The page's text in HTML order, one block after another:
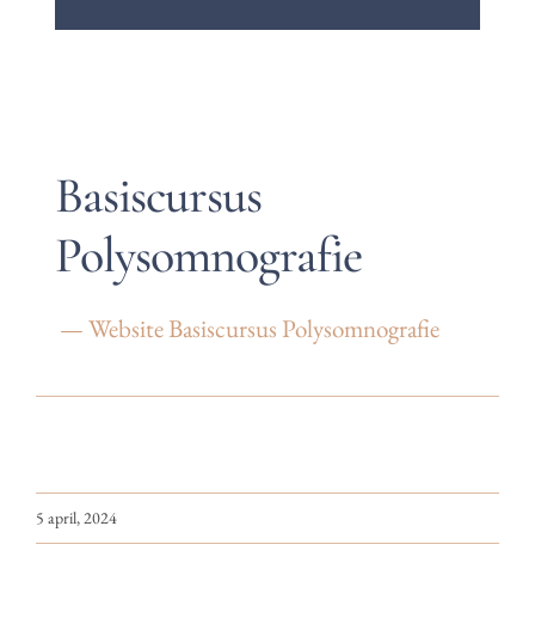
Basiscursus
Polysomnografie
— Website Basiscursus Polysomnografie
5 april, 2024